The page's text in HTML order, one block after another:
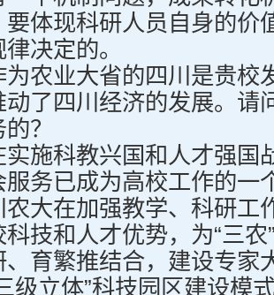
要体现科研人员自身的价
决定的。
业大省的四川是贵校
动了四川经济的发展。请
？
科教兴国和人才强国
服务已成为高校工作的一
农大在加强教学、科研工
技和人才优势，为“三
、育繁推结合，建设专家
级立体”科技园区建设模